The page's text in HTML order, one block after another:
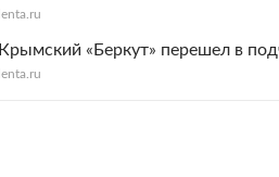
lenta.ru
Крымский «Беркут» перешел в
lenta.ru